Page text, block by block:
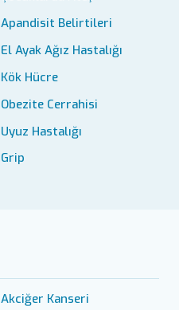
Apandisit Belirtileri
El Ayak Ağız Hastalığı
Kök Hücre
Obezite Cerrahisi
Uyuz Hastalığı
Grip
Akciğer Kanseri